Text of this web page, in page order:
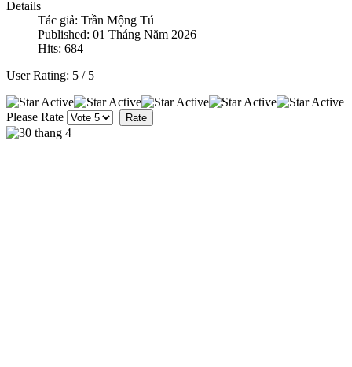
Details
Tác giả: Trần Mộng Tú
Published: 01 Tháng Năm 2026
Hits: 684
User Rating: 5 / 5
Please Rate